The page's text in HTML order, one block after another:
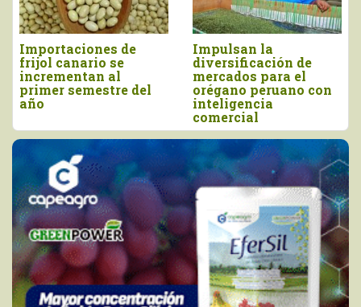
Perú importó vino por
más de US$ 16,4
millones, entre enero
y junio
Tres pilares para
impulsar la
competitividad del
agro peruano